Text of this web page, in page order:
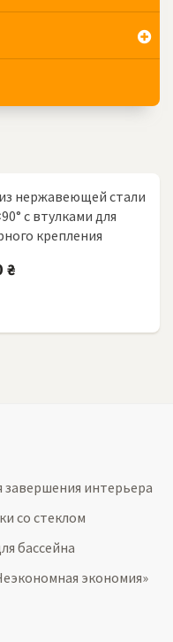
нержавеющей стали
с втулками для
крепления
₴
интерьера
со стеклом
бассейна
экономия»